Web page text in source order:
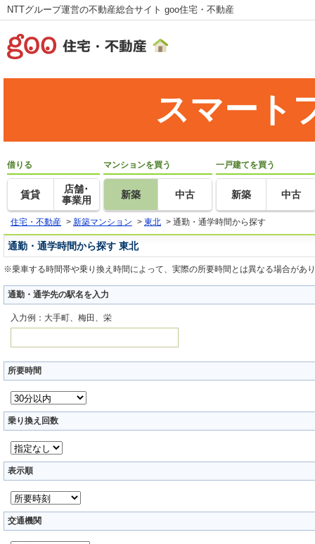
NTTグループ運営の不動産総合サイト goo住宅・不動産
スマート
借りる
賃貸
店舗･
事業用
マンションを買う
新築 中古
一戸建てを買う
新築 中古
住宅・不動産 > 新築マンション > 東北 > 通勤・通学時間から探す
通勤・通学時間から探す 東北
※乗車する時間帯や乗り換え時間によって、実際の所要時間とは異なる場合があ
通勤・通学先の駅名を入力
入力例：大手町、梅田、栄
所要時間
乗り換え回数
表示順
交通機関